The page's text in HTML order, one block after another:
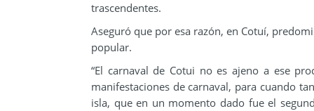
trascendentes.
Aseguró que por esa razón, en Cotuí,
popular.
“El carnaval de Cotui no es ajeno a ese
manifestaciones de carnaval, para cuando
isla, que en un momento dado fue el